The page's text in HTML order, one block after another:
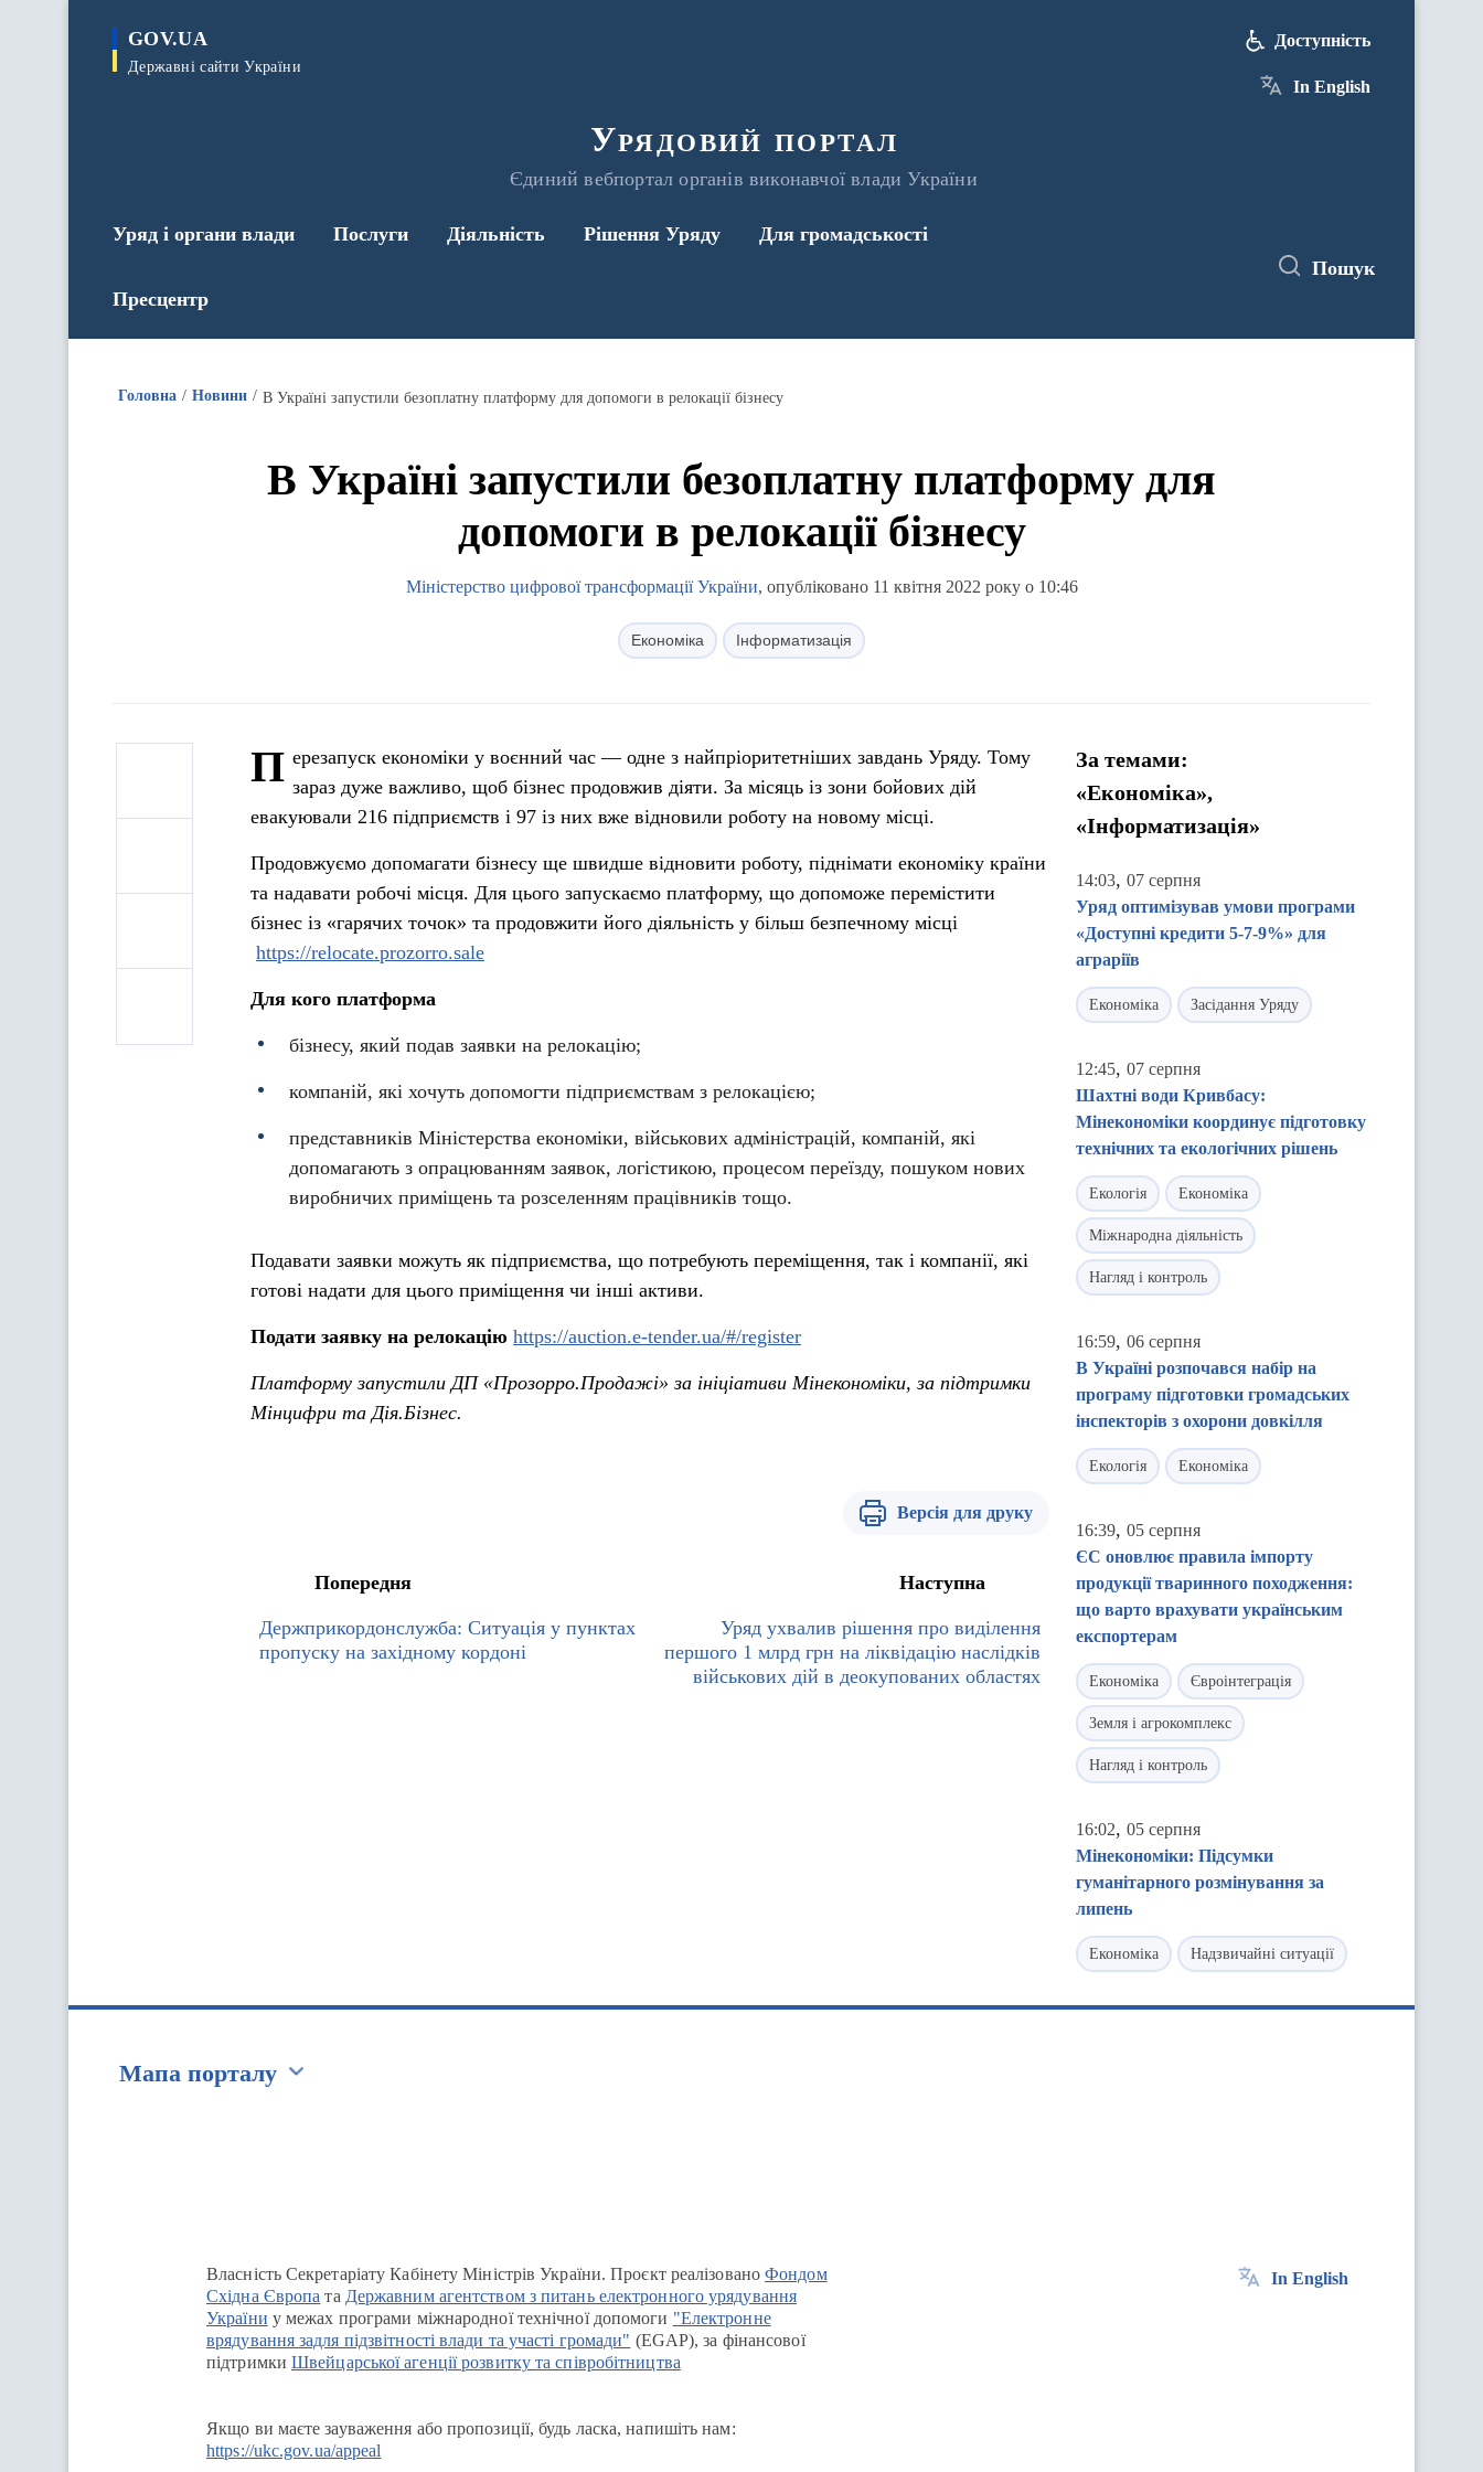
GOV.UA
Державні сайти України
Урядовий портал
Єдиний вебпортал органів виконавчої влади України
Доступність
In English
Уряд і органи влади Послуги Діяльність Рішення Уряду Для громадськості
Пресцентр
Пошук
Головна Новини В Україні запустили безоплатну платформу для допомоги в релокації бізнесу
В Україні запустили безоплатну платформу для
допомоги в релокації бізнесу
Міністерство цифрової трансформації України, опубліковано 11 квітня 2022 року о 10:46
Економіка Інформатизація
П ерезапуск економіки у воєнний час — одне з найпріоритетніших завдань Уряду. Тому
зараз дуже важливо, щоб бізнес продовжив діяти. За місяць із зони бойових дій
евакуювали 216 підприємств і 97 із них вже відновили роботу на новому місці.
Продовжуємо допомагати бізнесу ще швидше відновити роботу, піднімати економіку країни
та надавати робочі місця. Для цього запускаємо платформу, що допоможе перемістити
бізнес із «гарячих точок» та продовжити його діяльність у більш безпечному місці
https://relocate.prozorro.sale
Для кого платформа
бізнесу, який подав заявки на релокацію;
компаній, які хочуть допомогти підприємствам з релокацією;
представників Міністерства економіки, військових адміністрацій, компаній, які
допомагають з опрацюванням заявок, логістикою, процесом переїзду, пошуком нових
виробничих приміщень та розселенням працівників тощо.
Подавати заявки можуть як підприємства, що потребують переміщення, так і компанії, які
готові надати для цього приміщення чи інші активи.
Подати заявку на релокацію https://auction.e-tender.ua/#/register
Платформу запустили ДП «Прозорро.Продажі» за ініціативи Мінекономіки, за підтримки
Мінцифри та Дія.Бізнес.
Версія для друку
Попередня
Держприкордонслужба: Ситуація у пунктах
пропуску на західному кордоні
Наступна
Уряд ухвалив рішення про виділення
першого 1 млрд грн на ліквідацію наслідків
військових дій в деокупованих областях
За темами:
«Економіка»,
«Інформатизація»
14:03, 07 серпня
Уряд оптимізував умови програми
«Доступні кредити 5-7-9%» для
аграріїв
Економіка Засідання Уряду
12:45, 07 серпня
Шахтні води Кривбасу:
Мінекономіки координує підготовку
технічних та екологічних рішень
Екологія Економіка
Міжнародна діяльність
Нагляд і контроль
16:59, 06 серпня
В Україні розпочався набір на
програму підготовки громадських
інспекторів з охорони довкілля
Екологія Економіка
16:39, 05 серпня
ЄС оновлює правила імпорту
продукції тваринного походження:
що варто врахувати українським
експортерам
Економіка Євроінтеграція
Земля і агрокомплекс
Нагляд і контроль
16:02, 05 серпня
Мінекономіки: Підсумки
гуманітарного розмінування за
липень
Економіка Надзвичайні ситуації
Мапа порталу
Власність Секретаріату Кабінету Міністрів України. Проєкт реалізованоФондом
Східна Європа та Державним агентством з питань електронного урядування
України у межах програми міжнародної технічної допомоги "Електронне
врядування задля підзвітності влади та участі громади" (EGAP), за фінансової
підтримки Швейцарської агенції розвитку та співробітництва
Якщо ви маєте зауваження або пропозиції, будь ласка, напишіть нам:
https://ukc.gov.ua/appeal
In English